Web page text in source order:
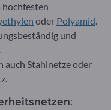
hochfesten
oder Polyamid
und
auch Stahlnetze oder